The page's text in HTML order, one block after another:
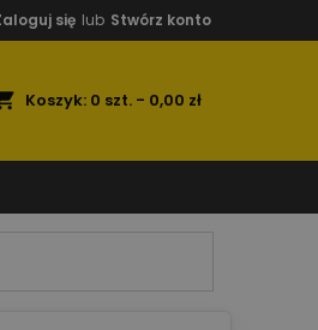
się lub Stwórz konto
Koszyk: 0 szt. - 0,00 zł